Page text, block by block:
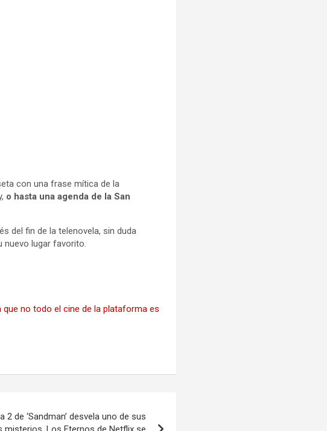
con una frase mítica de la
o hasta una agenda de la San
del fin de la telenovela, sin duda
nuevo lugar favorito.
no todo el cine de la plataforma es
2 de ‘Sandman’ desvela uno de sus